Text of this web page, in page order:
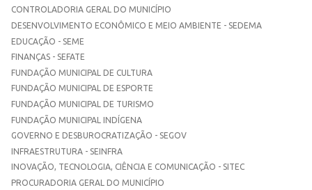
CONTROLADORIA GERAL DO MUNICÍPIO
DESENVOLVIMENTO ECONÔMICO E MEIO AMBIENTE - SEDEMA
EDUCAÇÃO - SEME
FINANÇAS - SEFATE
FUNDAÇÃO MUNICIPAL DE CULTURA
FUNDAÇÃO MUNICIPAL DE ESPORTE
FUNDAÇÃO MUNICIPAL DE TURISMO
FUNDAÇÃO MUNICIPAL INDÍGENA
GOVERNO E DESBUROCRATIZAÇÃO - SEGOV
INFRAESTRUTURA - SEINFRA
INOVAÇÃO, TECNOLOGIA, CIÊNCIA E COMUNICAÇÃO - SITEC
PROCURADORIA GERAL DO MUNICÍPIO